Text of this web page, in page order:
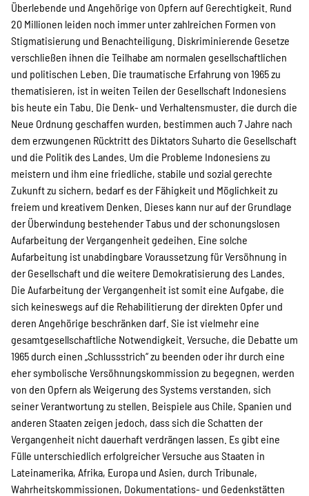
english
Indonesian
Suche
Überlebende und Angehörige von Opfern auf Gerechtigkeit. Rund
20 Millionen leiden noch immer unter zahlreichen Formen von
Stigmatisierung und Benachteiligung. Diskriminierende Gesetze
verschließen ihnen die Teilhabe am normalen gesellschaftlichen
und politischen Leben. Die traumatische Erfahrung von 1965 zu
thematisieren, ist in weiten Teilen der Gesellschaft Indonesiens
bis heute ein Tabu. Die Denk- und Verhaltensmuster, die durch die
Neue Ordnung geschaffen wurden, bestimmen auch 7 Jahre nach
dem erzwungenen Rücktritt des Diktators Suharto die Gesellschaft
und die Politik des Landes. Um die Probleme Indonesiens zu
meistern und ihm eine friedliche, stabile und sozial gerechte
Zukunft zu sichern, bedarf es der Fähigkeit und Möglichkeit zu
freiem und kreativem Denken. Dieses kann nur auf der Grundlage
der Überwindung bestehender Tabus und der schonungslosen
Aufarbeitung der Vergangenheit gedeihen. Eine solche
Aufarbeitung ist unabdingbare Voraussetzung für Versöhnung in
der Gesellschaft und die weitere Demokratisierung des Landes.
Die Aufarbeitung der Vergangenheit ist somit eine Aufgabe, die
sich keineswegs auf die Rehabilitierung der direkten Opfer und
deren Angehörige beschränken darf. Sie ist vielmehr eine
gesamtgesellschaftliche Notwendigkeit. Versuche, die Debatte um
1965 durch einen „Schlussstrich“ zu beenden oder ihr durch eine
eher symbolische Versöhnungskommission zu begegnen, werden
von den Opfern als Weigerung des Systems verstanden, sich
seiner Verantwortung zu stellen. Beispiele aus Chile, Spanien und
anderen Staaten zeigen jedoch, dass sich die Schatten der
Vergangenheit nicht dauerhaft verdrängen lassen. Es gibt eine
Fülle unterschiedlich erfolgreicher Versuche aus Staaten in
Lateinamerika, Afrika, Europa und Asien, durch Tribunale,
Wahrheitskommissionen, Dokumentations- und Gedenkstätten